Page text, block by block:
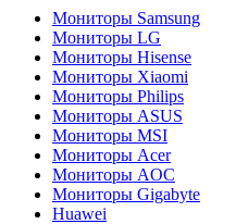
Мониторы Samsung
Мониторы LG
Мониторы Hisense
Мониторы Xiaomi
Мониторы Philips
Мониторы ASUS
Мониторы MSI
Мониторы Acer
Мониторы AOC
Мониторы Gigabyte
Huawei